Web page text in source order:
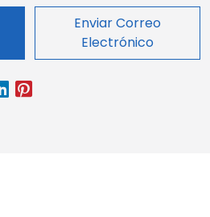
Enviar Correo
Electrónico